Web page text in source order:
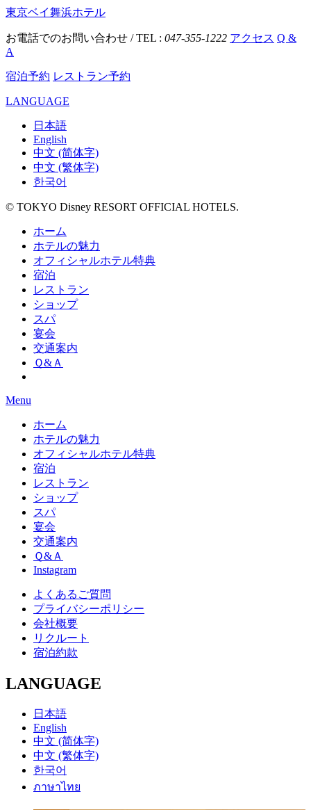
東京ベイ舞浜ホテル
お電話でのお問い合わせ / TEL : 047-355-1222 アクセス Q &
A
宿泊予約 レストラン予約
LANGUAGE
日本語
English
中文 (简体字)
中文 (繁体字)
한국어
© TOKYO Disney RESORT OFFICIAL HOTELS.
ホーム
ホテルの魅力
オフィシャルホテル特典
宿泊
レストラン
ショップ
スパ
宴会
交通案内
Ｑ&Ａ
Menu
ホーム
ホテルの魅力
オフィシャルホテル特典
宿泊
レストラン
ショップ
スパ
宴会
交通案内
Ｑ&Ａ
Instagram
よくあるご質問
プライバシーポリシー
会社概要
リクルート
宿泊約款
LANGUAGE
日本語
English
中文 (简体字)
中文 (繁体字)
한국어
ภาษาไทย